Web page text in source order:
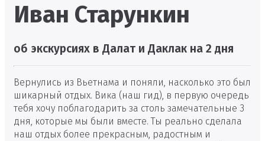
Иван Старункин
об экскурсиях в Далат и Даклак на 2 дня
Вернулись из Вьетнама и поняли, насколько это был
шикарный отдых. Вика (наш гид), в первую очередь
тебя хочу поблагодарить за столь замечательные 3
дня, которые мы были вместе. Ты реально сделала
наш отдых более прекрасным, радостным и